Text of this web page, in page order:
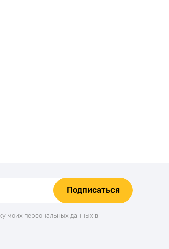
Подписаться
моих персональных данных в